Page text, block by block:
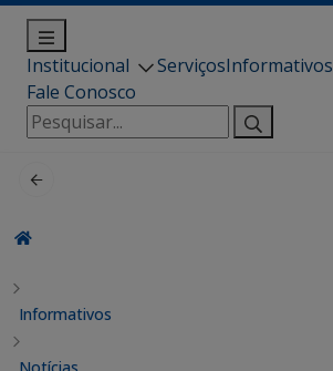
Institucional ServiçosInformativos
Fale Conosco
Pesquisar
por:
Informativos